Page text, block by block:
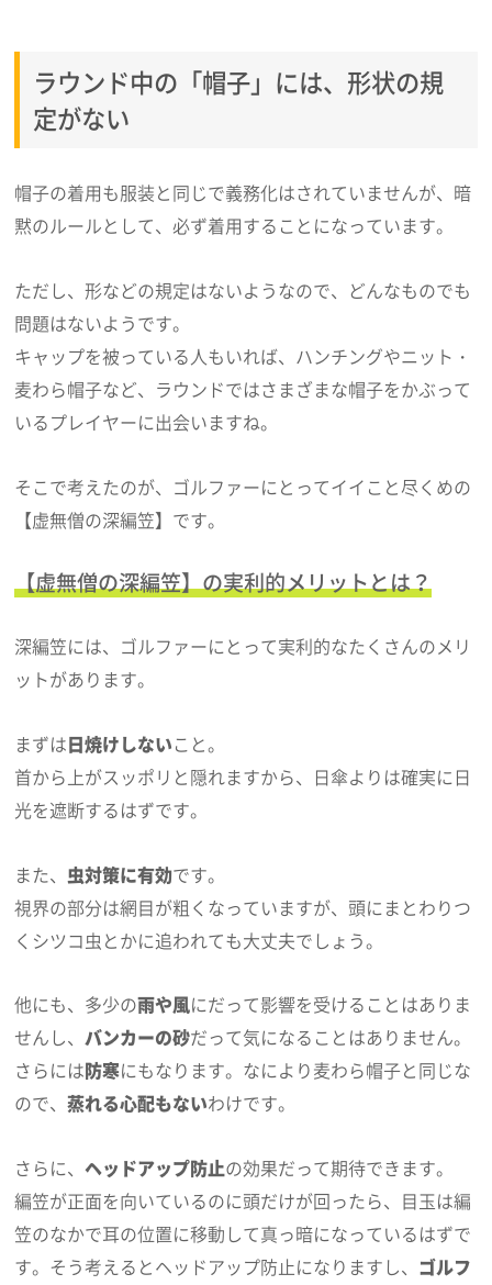
ラウンド中の「帽子」には、形状の規
定がない
帽子の着用も服装と同じで義務化はされていませんが、暗
黙のルールとして、必ず着用することになっています。
ただし、形などの規定はないようなので、どんなものでも
問題はないようです。
キャップを被っている人もいれば、ハンチングやニット・
麦わら帽子など、ラウンドではさまざまな帽子をかぶって
いるプレイヤーに出会いますね。
そこで考えたのが、ゴルファーにとってイイこと尽くめの
【虚無僧の深編笠】です。
【虚無僧の深編笠】の実利的メリットとは？
深編笠には、ゴルファーにとって実利的なたくさんのメリ
ットがあります。
まずは日焼けしないこと。
首から上がスッポリと隠れますから、日傘よりは確実に日
光を遮断するはずです。
また、 虫対策に有効です。
視界の部分は網目が粗くなっていますが、頭にまとわりつ
くシツコ虫とかに追われても大丈夫でしょう。
他にも、多少の雨や風にだって影響を受けることはありま
せんし、バンカーの砂だって気になることはありません。
さらには防寒にもなります。なにより麦わら帽子と同じな
ので、蒸れる心配もないわけです。
さらに、ヘッドアップ防止の効果だって期待できます。
編笠が正面を向いているのに頭だけが回ったら、目玉は編
笠のなかで耳の位置に移動して真っ暗になっているはずで
す。そう考えるとヘッドアップ防止になりますし、 ゴルフ